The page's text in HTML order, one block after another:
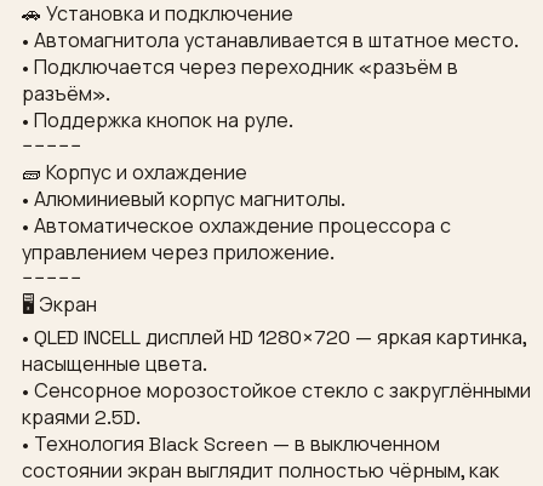
🚗 Установка и подключение
• Автомагнитола устанавливается в штатное место.
• Подключается через переходник «разъём в
разъём».
• Поддержка кнопок на руле.
−−−−−
🧱 Корпус и охлаждение
• Алюминиевый корпус магнитолы.
• Автоматическое охлаждение процессора с
управлением через приложение.
−−−−−
🖥 Экран
• QLED INCELL дисплей HD 1280×720 — яркая картинка,
насыщенные цвета.
• Сенсорное морозостойкое стекло с закруглёнными
краями 2.5D.
• Технология Black Screen — в выключенном
состоянии экран выглядит полностью чёрным, как